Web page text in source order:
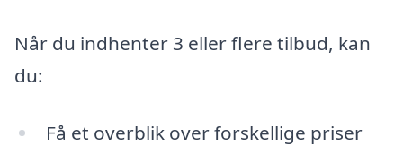
Når du indhenter 3 eller flere tilbud, kan
du:
Få et overblik over forskellige priser